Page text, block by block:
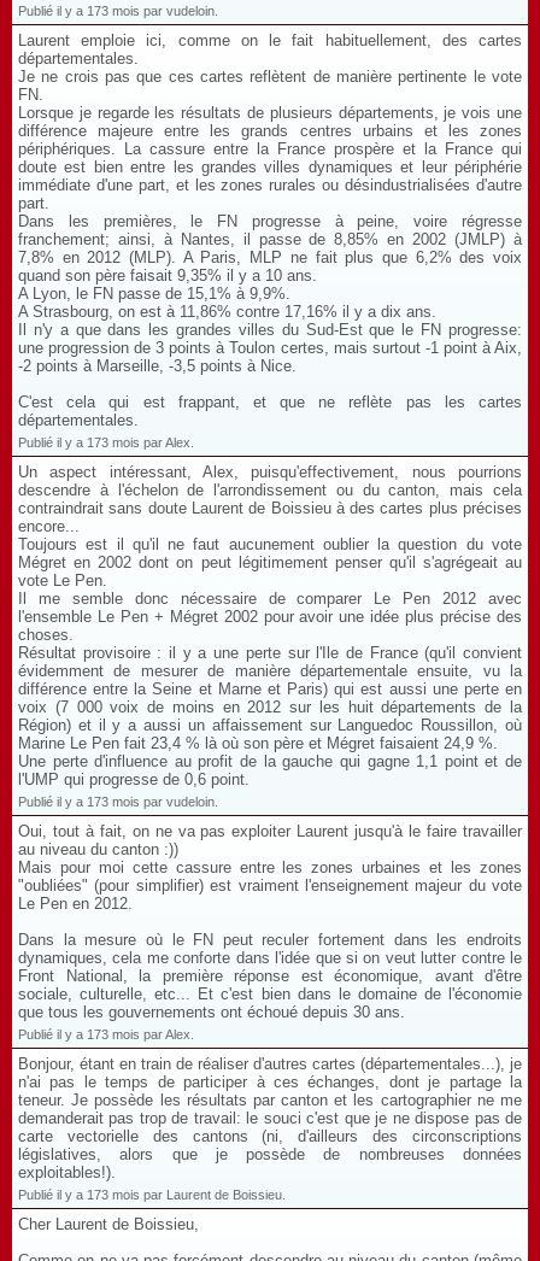
Publié il y a 173 mois par vudeloin.
Laurent emploie ici, comme on le fait habituellement, des cartes
départementales.
Je ne crois pas que ces cartes reflètent de manière pertinente le vote
FN.
Lorsque je regarde les résultats de plusieurs départements, je vois une
différence majeure entre les grands centres urbains et les zones
périphériques. La cassure entre la France prospère et la France qui
doute est bien entre les grandes villes dynamiques et leur périphérie
immédiate d'une part, et les zones rurales ou désindustrialisées d'autre
part.
Dans les premières, le FN progresse à peine, voire régresse
franchement; ainsi, à Nantes, il passe de 8,85% en 2002 (JMLP) à
7,8% en 2012 (MLP). A Paris, MLP ne fait plus que 6,2% des voix
quand son père faisait 9,35% il y a 10 ans.
A Lyon, le FN passe de 15,1% à 9,9%.
A Strasbourg, on est à 11,86% contre 17,16% il y a dix ans.
Il n'y a que dans les grandes villes du Sud-Est que le FN progresse:
une progression de 3 points à Toulon certes, mais surtout -1 point à Aix,
-2 points à Marseille, -3,5 points à Nice.
C'est cela qui est frappant, et que ne reflète pas les cartes
départementales.
Publié il y a 173 mois par Alex.
Un aspect intéressant, Alex, puisqu'effectivement, nous pourrions
descendre à l'échelon de l'arrondissement ou du canton, mais cela
contraindrait sans doute Laurent de Boissieu à des cartes plus précises
encore...
Toujours est il qu'il ne faut aucunement oublier la question du vote
Mégret en 2002 dont on peut légitimement penser qu'il s'agrégeait au
vote Le Pen.
Il me semble donc nécessaire de comparer Le Pen 2012 avec
l'ensemble Le Pen + Mégret 2002 pour avoir une idée plus précise des
choses.
Résultat provisoire : il y a une perte sur l'Ile de France (qu'il convient
évidemment de mesurer de manière départementale ensuite, vu la
différence entre la Seine et Marne et Paris) qui est aussi une perte en
voix (7 000 voix de moins en 2012 sur les huit départements de la
Région) et il y a aussi un affaissement sur Languedoc Roussillon, où
Marine Le Pen fait 23,4 % là où son père et Mégret faisaient 24,9 %.
Une perte d'influence au profit de la gauche qui gagne 1,1 point et de
l'UMP qui progresse de 0,6 point.
Publié il y a 173 mois par vudeloin.
Oui, tout à fait, on ne va pas exploiter Laurent jusqu'à le faire travailler
au niveau du canton :))
Mais pour moi cette cassure entre les zones urbaines et les zones
"oubliées" (pour simplifier) est vraiment l'enseignement majeur du vote
Le Pen en 2012.
Dans la mesure où le FN peut reculer fortement dans les endroits
dynamiques, cela me conforte dans l'idée que si on veut lutter contre le
Front National, la première réponse est économique, avant d'être
sociale, culturelle, etc... Et c'est bien dans le domaine de l'économie
que tous les gouvernements ont échoué depuis 30 ans.
Publié il y a 173 mois par Alex.
Bonjour, étant en train de réaliser d'autres cartes (départementales...), je
n'ai pas le temps de participer à ces échanges, dont je partage la
teneur. Je possède les résultats par canton et les cartographier ne me
demanderait pas trop de travail: le souci c'est que je ne dispose pas de
carte vectorielle des cantons (ni, d'ailleurs des circonscriptions
législatives, alors que je possède de nombreuses données
exploitables!).
Publié il y a 173 mois par Laurent de Boissieu.
Cher Laurent de Boissieu,